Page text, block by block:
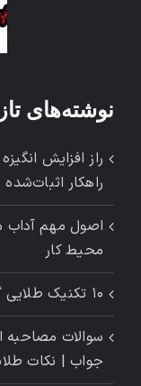
نوشته‌های
راهکار اثبات‌شده
اصول مهم آداب
محیط کار
۱۰ تکنیک طلایی گزارش ‌نویسی حرفه‌ای
سوالات مصاحبه
جواب | نکات